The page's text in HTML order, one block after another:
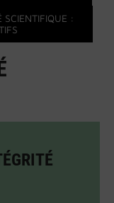
SCIENTIFIQUE :